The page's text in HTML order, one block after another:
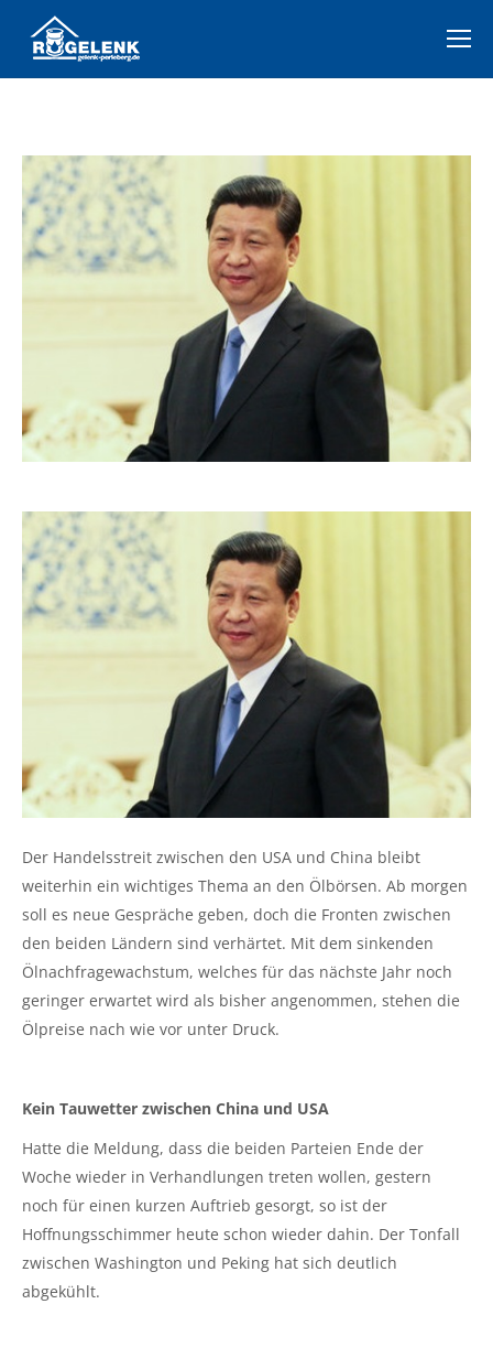
Der Handelsstreit zwischen den USA und China bleibt
weiterhin ein wichtiges Thema an den Ölbörsen. Ab morgen
soll es neue Gespräche geben, doch die Fronten zwischen
den beiden Ländern sind verhärtet. Mit dem sinkenden
Ölnachfragewachstum, welches für das nächste Jahr noch
geringer erwartet wird als bisher angenommen, stehen die
Ölpreise nach wie vor unter Druck.
Kein Tauwetter zwischen China und USA
Hatte die Meldung, dass die beiden Parteien Ende der
Woche wieder in Verhandlungen treten wollen, gestern
noch für einen kurzen Auftrieb gesorgt, so ist der
Hoffnungsschimmer heute schon wieder dahin. Der Tonfall
zwischen Washington und Peking hat sich deutlich
abgekühlt.